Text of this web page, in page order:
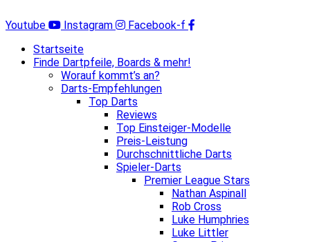
Inhalt
Youtube Instagram
Facebook-f
Startseite
Finde Dartpfeile, Boards & mehr!
Worauf kommt’s an?
Darts-Empfehlungen
Top Darts
Reviews
Top Einsteiger-Modelle
Preis-Leistung
Durchschnittliche Darts
Spieler-Darts
Premier League Stars
Nathan Aspinall
Rob Cross
Luke Humphries
Luke Littler